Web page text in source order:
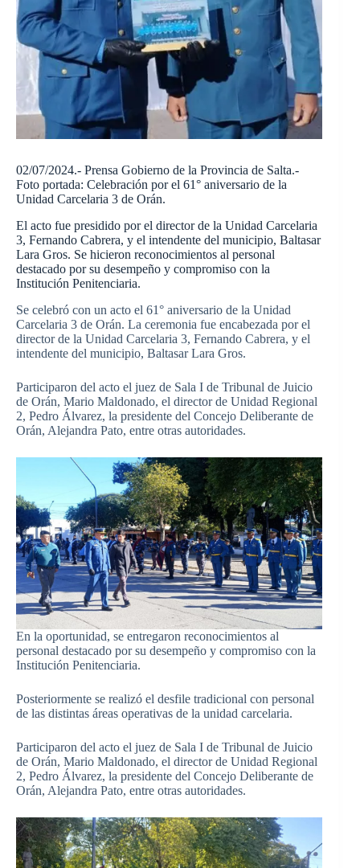
02/07/2024.- Prensa Gobierno de la Provincia de Salta.-
Foto portada: Celebración por el 61° aniversario de la
Unidad Carcelaria 3 de Orán.
El acto fue presidido por el director de la Unidad Carcelaria
3, Fernando Cabrera, y el intendente del municipio, Baltasar
Lara Gros. Se hicieron reconocimientos al personal
destacado por su desempeño y compromiso con la
Institución Penitenciaria.
Se celebró con un acto el 61° aniversario de la Unidad
Carcelaria 3 de Orán. La ceremonia fue encabezada por el
director de la Unidad Carcelaria 3, Fernando Cabrera, y el
intendente del municipio, Baltasar Lara Gros.
Participaron del acto el juez de Sala I de Tribunal de Juicio
de Orán, Mario Maldonado, el director de Unidad Regional
2, Pedro Álvarez, la presidente del Concejo Deliberante de
Orán, Alejandra Pato, entre otras autoridades.
En la oportunidad, se entregaron reconocimientos al
personal destacado por su desempeño y compromiso con la
Institución Penitenciaria.
Posteriormente se realizó el desfile tradicional con personal
de las distintas áreas operativas de la unidad carcelaria.
Participaron del acto el juez de Sala I de Tribunal de Juicio
de Orán, Mario Maldonado, el director de Unidad Regional
2, Pedro Álvarez, la presidente del Concejo Deliberante de
Orán, Alejandra Pato, entre otras autoridades.